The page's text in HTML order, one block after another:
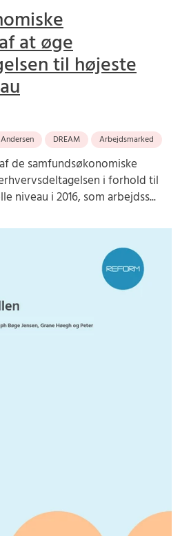
at øge
til højeste
DREAM Arbejdsmarked
de samfundsøkonomiske
i forhold til
niveau i 2016, som arbejdss...